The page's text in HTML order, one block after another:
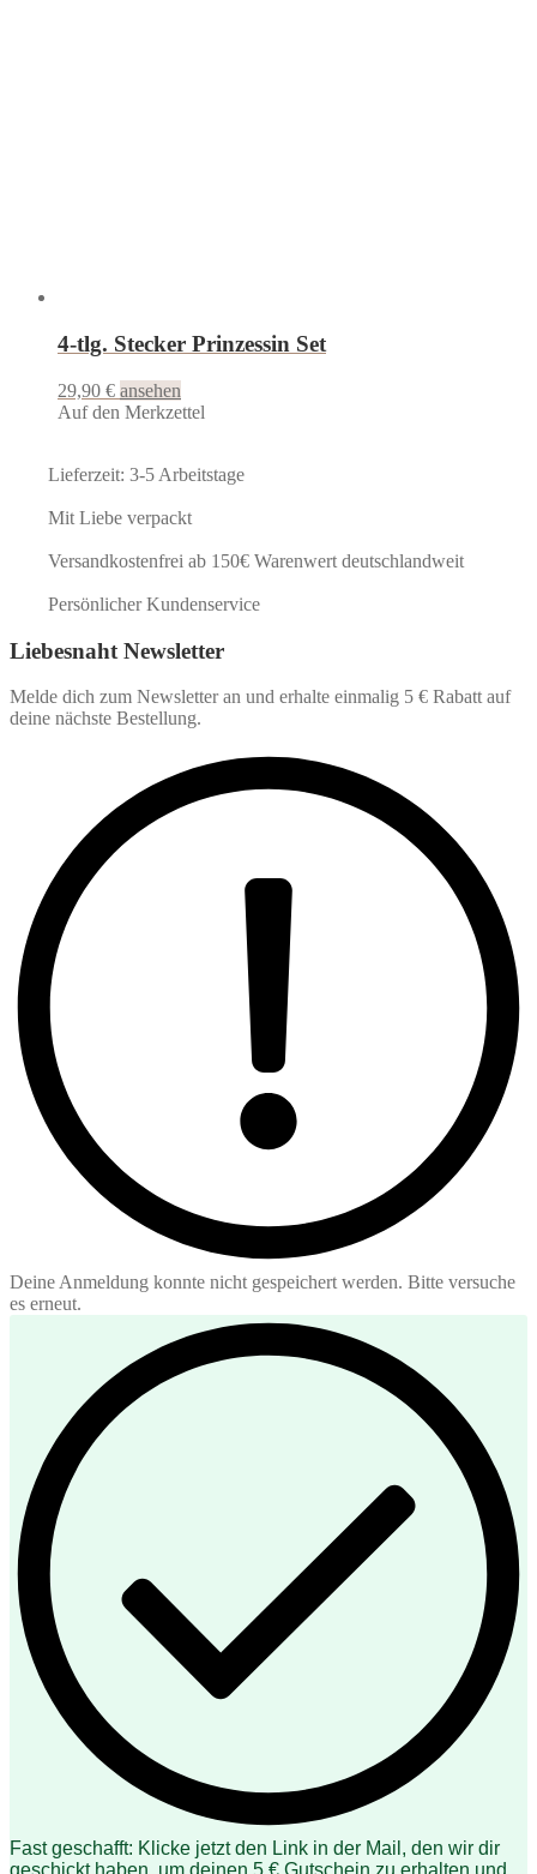
4-tlg. Stecker Prinzessin Set
29,90 € ansehen
Auf den Merkzettel
Lieferzeit: 3-5 Arbeitstage
Mit Liebe verpackt
Versandkostenfrei ab 150€ Warenwert deutschlandweit
Persönlicher Kundenservice
Liebesnaht Newsletter
Melde dich zum Newsletter an und erhalte einmalig 5 € Rabatt auf
deine nächste Bestellung.
Deine Anmeldung konnte nicht gespeichert werden. Bitte versuche
es erneut.
Fast geschafft: Klicke jetzt den Link in der Mail, den wir dir